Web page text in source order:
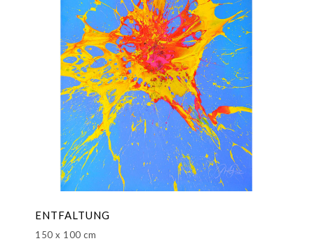
ENTFALTUNG
150 x 100 cm